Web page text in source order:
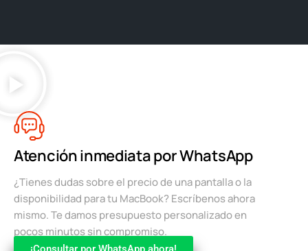
Atención inmediata por WhatsApp
¿Tienes dudas sobre el precio de una pantalla o la
disponibilidad para tu MacBook? Escríbenos ahora
mismo. Te damos presupuesto personalizado en
pocos minutos sin compromiso.